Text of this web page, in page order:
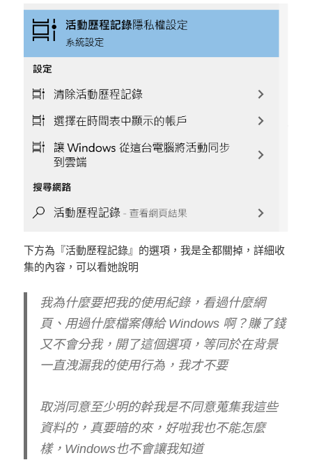
下方為『活動歷程記錄』的選項，我是全都關掉，詳細收
集的內容，可以看她說明
我為什麼要把我的使用紀錄，看過什麼網
頁、用過什麼檔案傳給 Windows 啊？賺了錢
又不會分我，開了這個選項，等同於在背景
一直洩漏我的使用行為，我才不要
取消同意至少明的幹我是不同意蒐集我這些
資料的，真要暗的來，好啦我也不能怎麼
樣，Windows也不會讓我知道